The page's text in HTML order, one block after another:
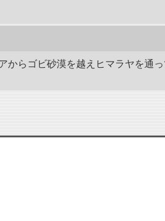
らゴビ砂漠を越えヒマラヤを通